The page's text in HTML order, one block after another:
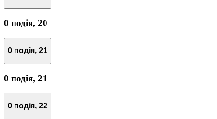
0 подія, 20
0 подія, 21
0 подія, 21
0 подія, 22